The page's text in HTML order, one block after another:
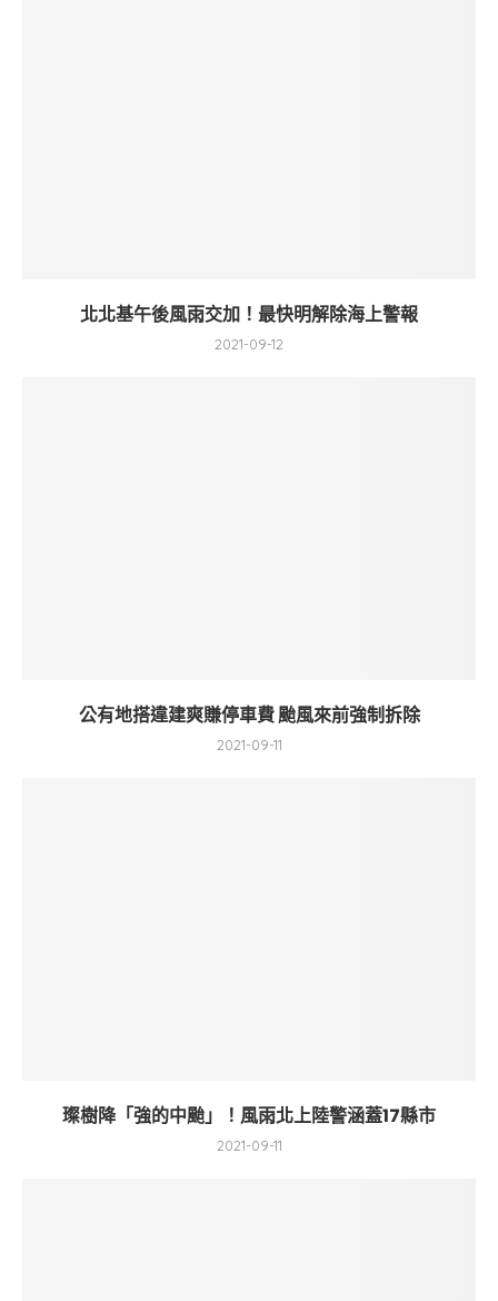
北北基午後風雨交加！最快明解除海上警報
2021-09-12
公有地搭違建爽賺停車費 颱風來前強制拆除
2021-09-11
璨樹降「強的中颱」！風雨北上陸警涵蓋17縣市
2021-09-11